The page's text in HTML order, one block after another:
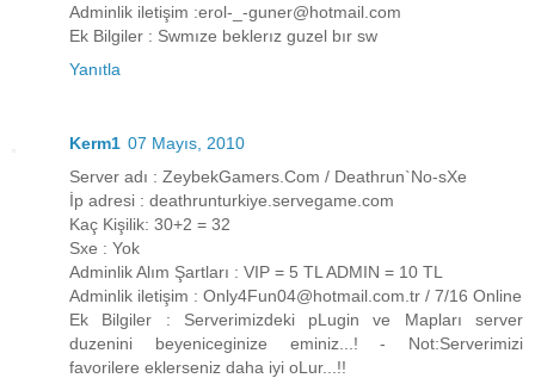
Adminlik iletişim :erol-_-guner@hotmail.com
Ek Bilgiler : Swmıze beklerız guzel bır sw
Yanıtla
Kerm1 07 Mayıs, 2010
Server adı : ZeybekGamers.Com / Deathrun`No-sXe
İp adresi : deathrunturkiye.servegame.com
Kaç Kişilik: 30+2 = 32
Sxe : Yok
Adminlik Alım Şartları : VIP = 5 TL ADMIN = 10 TL
Adminlik iletişim : Only4Fun04@hotmail.com.tr / 7/16 Online
Ek Bilgiler : Serverimizdeki pLugin ve Mapları server
duzenini beyeniceginize eminiz...! - Not:Serverimizi
favorilere eklerseniz daha iyi oLur...!!